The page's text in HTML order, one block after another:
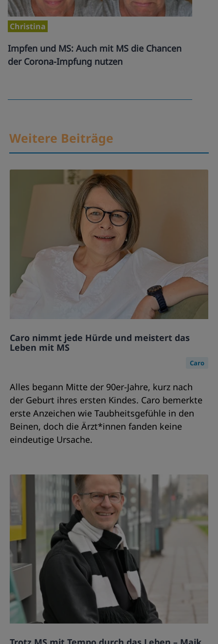
Christina
Impfen und MS: Auch mit MS die Chancen
der Corona-Impfung nutzen
Weitere Beiträge
Caro nimmt jede Hürde und meistert das
Leben mit MS
Caro
Alles begann Mitte der 90er-Jahre, kurz nach
der Geburt ihres ersten Kindes. Caro bemerkte
erste Anzeichen wie Taubheitsgefühle in den
Beinen, doch die Ärzt*innen fanden keine
eindeutige Ursache.